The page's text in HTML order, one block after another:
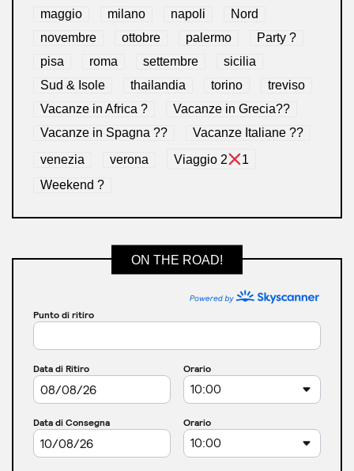
maggio
milano napoli
Nord
novembre
ottobre palermo
Party ?
pisa
roma settembre
sicilia
Sud & Isole
thailandia torino
treviso
Vacanze in Africa ?
Vacanze in Grecia??
Vacanze in Spagna ??
Vacanze Italiane ??
venezia verona Viaggio 2
1
Weekend ?
ON THE ROAD!